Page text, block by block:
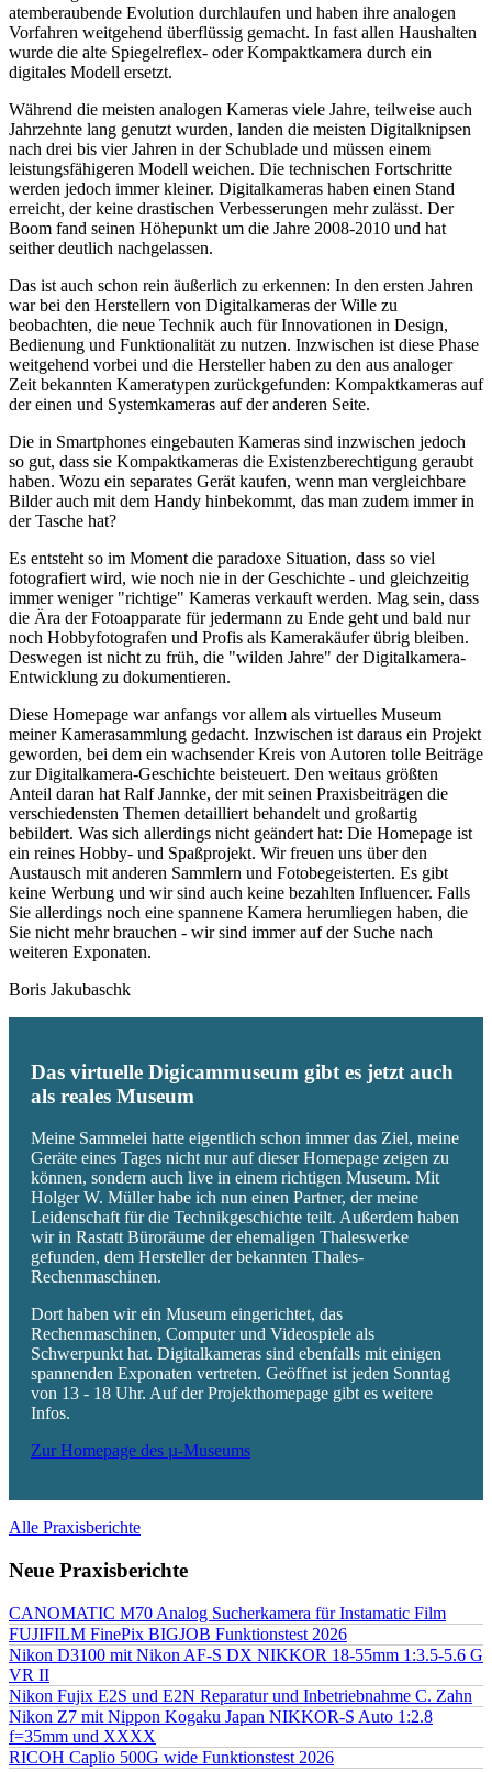
atemberaubende Evolution durchlaufen und haben ihre analogen
Vorfahren weitgehend überflüssig gemacht. In fast allen Haushalten
wurde die alte Spiegelreflex- oder Kompaktkamera durch ein
digitales Modell ersetzt.
Während die meisten analogen Kameras viele Jahre, teilweise auch
Jahrzehnte lang genutzt wurden, landen die meisten Digitalknipsen
nach drei bis vier Jahren in der Schublade und müssen einem
leistungsfähigeren Modell weichen. Die technischen Fortschritte
werden jedoch immer kleiner. Digitalkameras haben einen Stand
erreicht, der keine drastischen Verbesserungen mehr zulässt. Der
Boom fand seinen Höhepunkt um die Jahre 2008-2010 und hat
seither deutlich nachgelassen.
Das ist auch schon rein äußerlich zu erkennen: In den ersten Jahren
war bei den Herstellern von Digitalkameras der Wille zu
beobachten, die neue Technik auch für Innovationen in Design,
Bedienung und Funktionalität zu nutzen. Inzwischen ist diese Phase
weitgehend vorbei und die Hersteller haben zu den aus analoger
Zeit bekannten Kameratypen zurückgefunden: Kompaktkameras auf
der einen und Systemkameras auf der anderen Seite.
Die in Smartphones eingebauten Kameras sind inzwischen jedoch
so gut, dass sie Kompaktkameras die Existenzberechtigung geraubt
haben. Wozu ein separates Gerät kaufen, wenn man vergleichbare
Bilder auch mit dem Handy hinbekommt, das man zudem immer in
der Tasche hat?
Es entsteht so im Moment die paradoxe Situation, dass so viel
fotografiert wird, wie noch nie in der Geschichte - und gleichzeitig
immer weniger "richtige" Kameras verkauft werden. Mag sein, dass
die Ära der Fotoapparate für jedermann zu Ende geht und bald nur
noch Hobbyfotografen und Profis als Kamerakäufer übrig bleiben.
Deswegen ist nicht zu früh, die "wilden Jahre" der Digitalkamera-
Entwicklung zu dokumentieren.
Diese Homepage war anfangs vor allem als virtuelles Museum
meiner Kamerasammlung gedacht. Inzwischen ist daraus ein Projekt
geworden, bei dem ein wachsender Kreis von Autoren tolle Beiträge
zur Digitalkamera-Geschichte beisteuert. Den weitaus größten
Anteil daran hat Ralf Jannke, der mit seinen Praxisbeiträgen die
verschiedensten Themen detailliert behandelt und großartig
bebildert. Was sich allerdings nicht geändert hat: Die Homepage ist
ein reines Hobby- und Spaßprojekt. Wir freuen uns über den
Austausch mit anderen Sammlern und Fotobegeisterten. Es gibt
keine Werbung und wir sind auch keine bezahlten Influencer. Falls
Sie allerdings noch eine spannene Kamera herumliegen haben, die
Sie nicht mehr brauchen - wir sind immer auf der Suche nach
weiteren Exponaten.
Boris Jakubaschk
Das virtuelle Digicammuseum gibt es jetzt auch
als reales Museum
Meine Sammelei hatte eigentlich schon immer das Ziel, meine
Geräte eines Tages nicht nur auf dieser Homepage zeigen zu
können, sondern auch live in einem richtigen Museum. Mit
Holger W. Müller habe ich nun einen Partner, der meine
Leidenschaft für die Technikgeschichte teilt. Außerdem haben
wir in Rastatt Büroräume der ehemaligen Thaleswerke
gefunden, dem Hersteller der bekannten Thales-
Rechenmaschinen.
Dort haben wir ein Museum eingerichtet, das
Rechenmaschinen, Computer und Videospiele als
Schwerpunkt hat. Digitalkameras sind ebenfalls mit einigen
spannenden Exponaten vertreten. Geöffnet ist jeden Sonntag
von 13 - 18 Uhr. Auf der Projekthomepage gibt es weitere
Infos.
Zur Homepage des µ-Museums
Alle Praxisberichte
Neue Praxisberichte
CANOMATIC M70 Analog Sucherkamera für Instamatic Film
FUJIFILM FinePix BIGJOB Funktionstest 2026
Nikon D3100 mit Nikon AF-S DX NIKKOR 18-55mm 1:3.5-5.6 G
VR II
Nikon Fujix E2S und E2N Reparatur und Inbetriebnahme C. Zahn
Nikon Z7 mit Nippon Kogaku Japan NIKKOR-S Auto 1:2.8
f=35mm und XXXX
RICOH Caplio 500G wide Funktionstest 2026